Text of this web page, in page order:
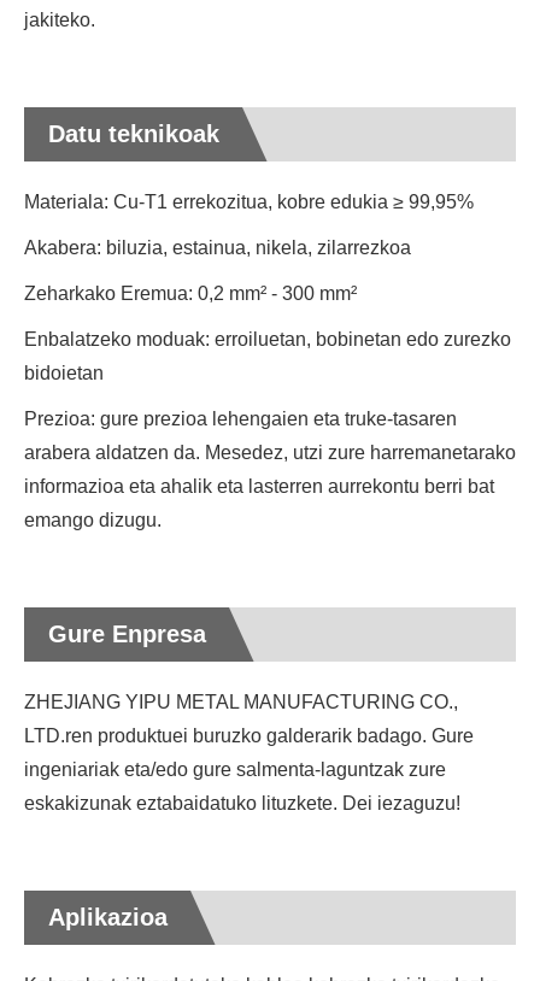
jakiteko.
Datu teknikoak
Materiala: Cu-T1 errekozitua, kobre edukia ≥ 99,95%
Akabera: biluzia, estainua, nikela, zilarrezkoa
Zeharkako Eremua: 0,2 mm² - 300 mm²
Enbalatzeko moduak: erroiluetan, bobinetan edo zurezko
bidoietan
Prezioa: gure prezioa lehengaien eta truke-tasaren
arabera aldatzen da. Mesedez, utzi zure harremanetarako
informazioa eta ahalik eta lasterren aurrekontu berri bat
emango dizugu.
Gure Enpresa
ZHEJIANG YIPU METAL MANUFACTURING CO.,
LTD.ren produktuei buruzko galderarik badago. Gure
ingeniariak eta/edo gure salmenta-laguntzak zure
eskakizunak eztabaidatuko lituzkete. Dei iezaguzu!
Aplikazioa